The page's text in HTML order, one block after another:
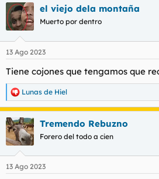
c
c
i
e
el viejo dela montaña
Muerto por dentro
13 Ago 2023
Tiene cojones que tengamos que
R
e
a
c
c
i
e
Lunas de Hiel
Tremendo Rebuzno
Forero del todo a cien
13 Ago 2023